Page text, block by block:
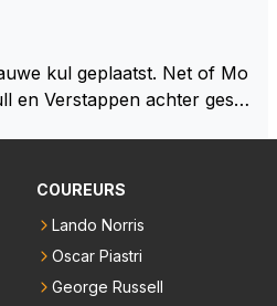
dough" 🤣
kul geplaatst. Net of Mo
en Verstappen achter geslo
COUREURS
Lando Norris
Oscar Piastri
George Russell